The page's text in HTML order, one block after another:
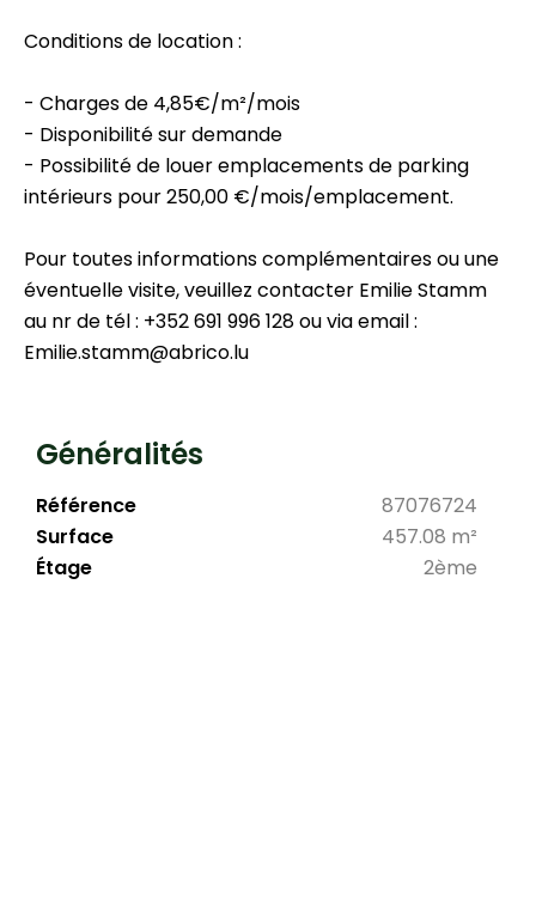
Conditions de location :
- Charges de 4,85€/m²/mois
- Disponibilité sur demande
- Possibilité de louer emplacements de parking
intérieurs pour 250,00 €/mois/emplacement.
Pour toutes informations complémentaires ou une
éventuelle visite, veuillez contacter Emilie Stamm
au nr de tél : +352 691 996 128 ou via email :
Emilie.stamm@abrico.lu
Généralités
Référence
87076724
Surface
457.08 m²
Étage
2ème